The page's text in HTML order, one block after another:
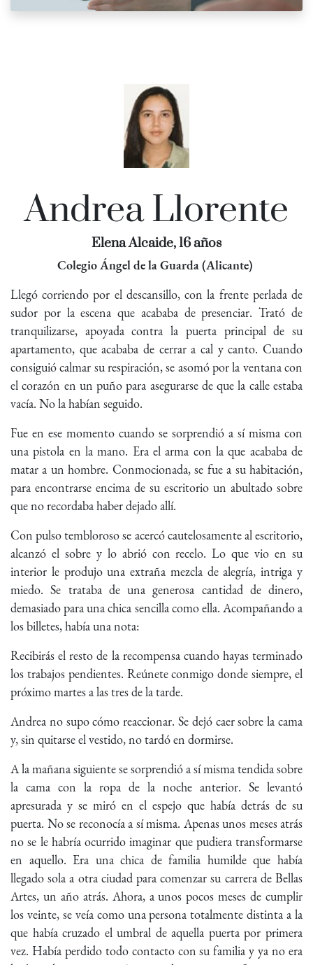
Andrea Llorente
Elena Alcaide, 16 años
Colegio Ángel de la Guarda (Alicante)
Llegó corriendo por el descansillo, con la frente perlada de
sudor por la escena que acababa de presenciar. Trató de
tranquilizarse, apoyada contra la puerta principal de su
apartamento, que acababa de cerrar a cal y canto. Cuando
consiguió calmar su respiración, se asomó por la ventana con
el corazón en un puño para asegurarse de que la calle estaba
vacía. No la habían seguido.
Fue en ese momento cuando se sorprendió a sí misma con
una pistola en la mano. Era el arma con la que acababa de
matar a un hombre. Conmocionada, se fue a su habitación,
para encontrarse encima de su escritorio un abultado sobre
que no recordaba haber dejado allí.
Con pulso tembloroso se acercó cautelosamente al escritorio,
alcanzó el sobre y lo abrió con recelo. Lo que vio en su
interior le produjo una extraña mezcla de alegría, intriga y
miedo. Se trataba de una generosa cantidad de dinero,
demasiado para una chica sencilla como ella. Acompañando a
los billetes, había una nota:
Recibirás el resto de la recompensa cuando hayas terminado
los trabajos pendientes. Reúnete conmigo donde siempre, el
próximo martes a las tres de la tarde.
Andrea no supo cómo reaccionar. Se dejó caer sobre la cama
y, sin quitarse el vestido, no tardó en dormirse.
A la mañana siguiente se sorprendió a sí misma tendida sobre
la cama con la ropa de la noche anterior. Se levantó
apresurada y se miró en el espejo que había detrás de su
puerta. No se reconocía a sí misma. Apenas unos meses atrás
no se le habría ocurrido imaginar que pudiera transformarse
en aquello. Era una chica de familia humilde que había
llegado sola a otra ciudad para comenzar su carrera de Bellas
Artes, un año atrás. Ahora, a unos pocos meses de cumplir
los veinte, se veía como una persona totalmente distinta a la
que había cruzado el umbral de aquella puerta por primera
vez. Había perdido todo contacto con su familia y ya no era